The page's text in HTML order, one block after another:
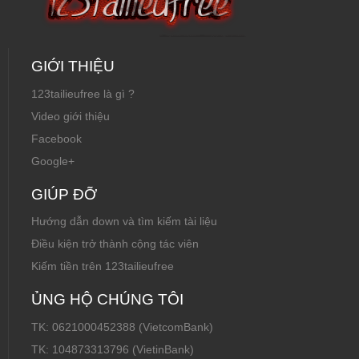
GIỚI THIỆU
123tailieufree là gì ?
Video giới thiệu
Facebook
Google+
GIÚP ĐỠ
Hướng dẫn down và tìm kiếm tài liệu
Điều kiện trở thành cộng tác viên
Kiếm tiền trên 123tailieufree
ỦNG HỘ CHÚNG TÔI
TK: 0621000452388 (VietcomBank)
TK: 104873313796 (VietinBank)